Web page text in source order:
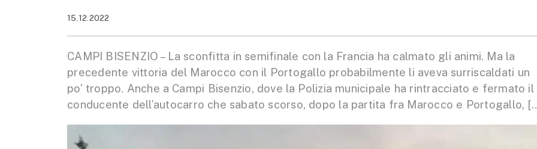
15.12.2022
CAMPI BISENZIO – La sconfitta in semifinale con la Francia ha calmato gli animi. Ma la
precedente vittoria del Marocco con il Portogallo probabilmente li aveva surriscaldati un
po’ troppo. Anche a Campi Bisenzio, dove la Polizia municipale ha rintracciato e fermato il
conducente dell’autocarro che sabato scorso, dopo la partita fra Marocco e Portogallo,